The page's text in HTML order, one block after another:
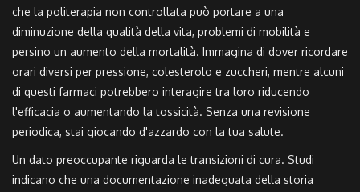
che la politerapia non controllata può portare a una
diminuzione della qualità della vita, problemi di mobilità e
persino un aumento della mortalità. Immagina di dover ricordare
orari diversi per pressione, colesterolo e zuccheri, mentre alcuni
di questi farmaci potrebbero interagire tra loro riducendo
l'efficacia o aumentando la tossicità. Senza una revisione
periodica, stai giocando d'azzardo con la tua salute.
Un dato preoccupante riguarda le transizioni di cura. Studi
indicano che una documentazione inadeguata della storia